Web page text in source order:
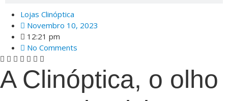
Lojas Clinóptica
Novembro 10, 2023
12:21 pm
No Comments
A Clinóptica, o olho